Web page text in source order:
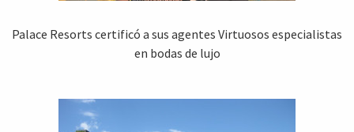
Palace Resorts certificó a sus agentes Virtuosos especialistas
en bodas de lujo